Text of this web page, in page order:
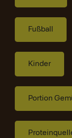
Fußball
Kinder
Portion